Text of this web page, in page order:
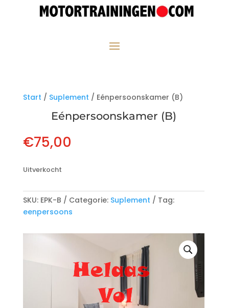
Start / Suplement / Eénpersoonskamer (B)
Eénpersoonskamer (B)
€75,00
Uitverkocht
SKU: EPK-B Categorie: Suplement
Tag:
eenpersoons